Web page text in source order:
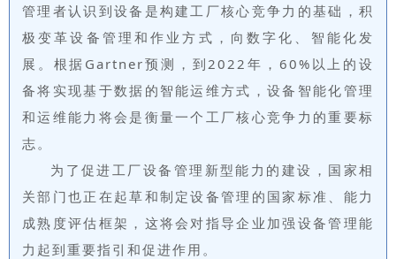
管理者认识到设备是构建工厂核心竞争力的基础，积
极变革设备管理和作业方式，向数字化、智能化发
展。根据Gartner预测，到2022年，60%以上的设
备将实现基于数据的智能运维方式，设备智能化管理
和运维能力将会是衡量一个工厂核心竞争力的重要标
志。
为了促进工厂设备管理新型能力的建设，国家相
关部门也正在起草和制定设备管理的国家标准、能力
成熟度评估框架，这将会对指导企业加强设备管理能
力起到重要指引和促进作用。